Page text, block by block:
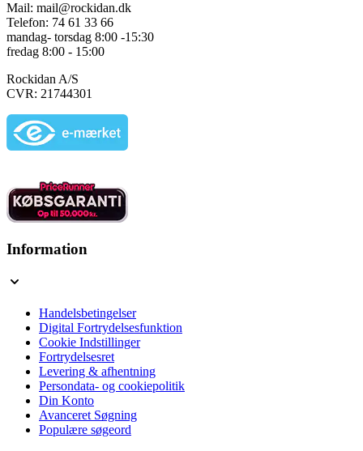
Mail: mail@rockidan.dk
Telefon: 74 61 33 66
mandag- torsdag 8:00 -15:30
fredag 8:00 - 15:00
Rockidan A/S
CVR: 21744301
Information
Handelsbetingelser
Digital Fortrydelsesfunktion
Cookie Indstillinger
Fortrydelsesret
Levering & afhentning
Persondata- og cookiepolitik
Din Konto
Avanceret Søgning
Populære søgeord